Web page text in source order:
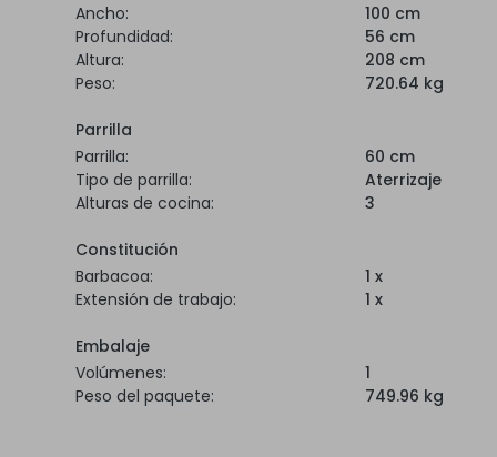
Ancho:
100 cm
Profundidad:
56 cm
Altura:
208 cm
Peso:
720.64 kg
Parrilla
Parrilla:
60 cm
Tipo de parrilla:
Aterrizaje
Alturas de cocina:
3
Constitución
Barbacoa:
1 x
Extensión de trabajo:
1 x
Embalaje
Volúmenes:
1
Peso del paquete:
749.96 kg